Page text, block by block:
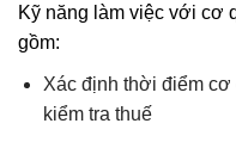
Kỹ năng làm việc với cơ
gồm:
Xác định thời điểm cơ
kiểm tra thuế